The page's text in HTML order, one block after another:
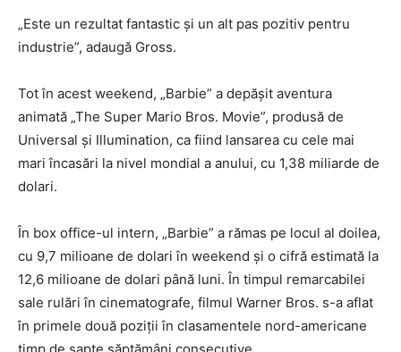
„Este un rezultat fantastic şi un alt pas pozitiv pentru
industrie”, adaugă Gross.
Tot în acest weekend, „Barbie” a depăşit aventura
animată „The Super Mario Bros. Movie”, produsă de
Universal şi Illumination, ca fiind lansarea cu cele mai
mari încasări la nivel mondial a anului, cu 1,38 miliarde de
dolari.
În box office-ul intern, „Barbie” a rămas pe locul al doilea,
cu 9,7 milioane de dolari în weekend şi o cifră estimată la
12,6 milioane de dolari până luni. În timpul remarcabilei
sale rulări în cinematografe, filmul Warner Bros. s-a aflat
în primele două poziţii în clasamentele nord-americane